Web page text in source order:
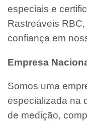
especiais e
Rastreáveis
confiança em
Empresa
Somos uma
especializada na
de medição,